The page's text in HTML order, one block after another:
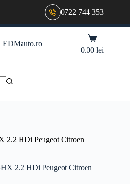
0722 744 353
EDMauto.ro
Coș
de
cumpărături
0.00lei
2.2 HDi Peugeot Citroen